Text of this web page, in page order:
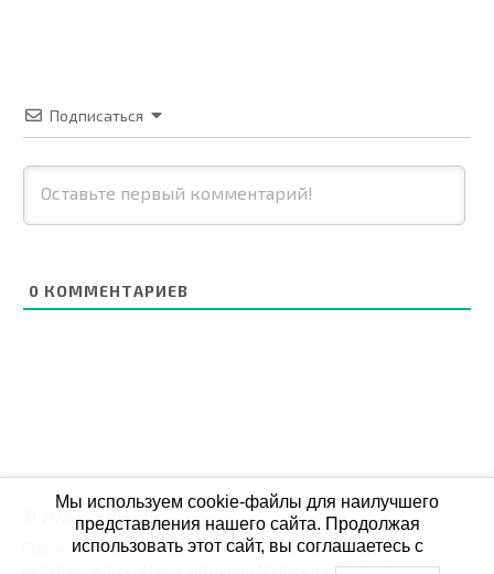
Подписаться
0 КОММЕНТАРИЕВ
© 2026 СБОЙ.РФ
При использовании данных мониторинга на своих
ресурах, обязательна активная ссылка на Сбой.рф
Мы используем cookie-файлы для наилучшего
представления нашего сайта. Продолжая
использовать этот сайт, вы соглашаетесь с